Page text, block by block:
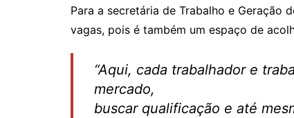
Para a secretária de Trabalho e Geração
vagas, pois é também um espaço de
“Aqui, cada trabalhador e
mercado,
buscar qualificação e até